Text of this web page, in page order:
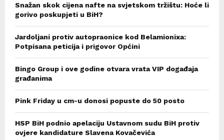
Snažan skok cijena nafte na svjetskom tržištu: Hoće li
gorivo poskupjeti u BiH?
Jardoljani protiv autopraonice kod Belamionixa:
Potpisana peticija i prigovor Općini
Bingo Group i ove godine otvara vrata VIP događaja
građanima
Pink Friday u cm-u donosi popuste do 50 posto
HSP BiH podnio apelaciju Ustavnom sudu BiH protiv
ovjere kandidature Slavena Kovačevića